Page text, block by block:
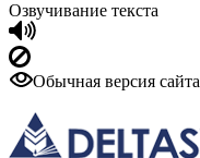
Озвучивание текста
Обычная версия сайта